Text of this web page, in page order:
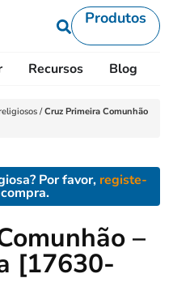
Produtos
Recursos Blog
/Cruz Primeira Comunhão
Por favor, registe-
–
[17630-